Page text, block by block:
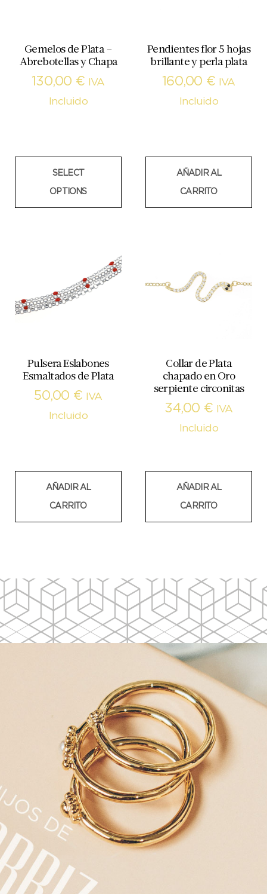
Gemelos de Plata –
Abrebotellas y Chapa
130,00 €
IVA
Incluido
SELECT
OPTIONS
Pendientes flor 5 hojas
brillante y perla plata
160,00 €
IVA
Incluido
AÑADIR AL
CARRITO
Pulsera Eslabones
Esmaltados de Plata
50,00 €
IVA
Incluido
AÑADIR AL
CARRITO
Collar de Plata
chapado en Oro
serpiente circonitas
34,00 €
IVA
Incluido
AÑADIR AL
CARRITO